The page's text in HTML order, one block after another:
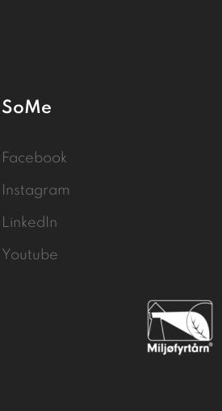
SoMe
Facebook
Instagram
LinkedIn
Youtube